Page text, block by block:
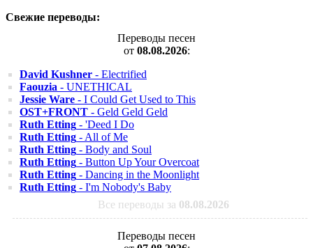
Свежие переводы:
Переводы песен
от 08.08.2026:
David Kushner - Electrified
Faouzia - UNETHICAL
Jessie Ware - I Could Get Used to This
OST+FRONT - Geld Geld Geld
Ruth Etting - 'Deed I Do
Ruth Etting - All of Me
Ruth Etting - Body and Soul
Ruth Etting - Button Up Your Overcoat
Ruth Etting - Dancing in the Moonlight
Ruth Etting - I'm Nobody's Baby
Все переводы за 08.08.2026
Переводы песен